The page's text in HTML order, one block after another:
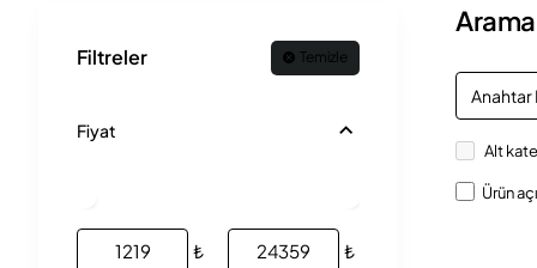
Filtreler Temizle
Fiyat
₺ ₺
Alt
Ürün